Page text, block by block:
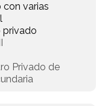
con varias
privado
Privado de